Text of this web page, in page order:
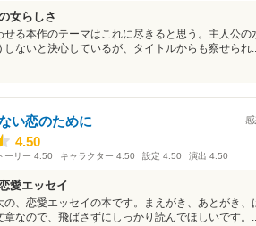
女らしさ
せる本作のテーマはこれに尽きると思う。主人公の
しないと決心しているが、タイトルからも察せられ
い恋のために
4.50
4.50
ーリー 4.50 キャラクター 4.50 設定 4.50 演出 4.50
愛エッセイ
の、恋愛エッセイの本です。まえがき、あとがき、
章なので、飛ばさずにしっかり読んでほしいです。